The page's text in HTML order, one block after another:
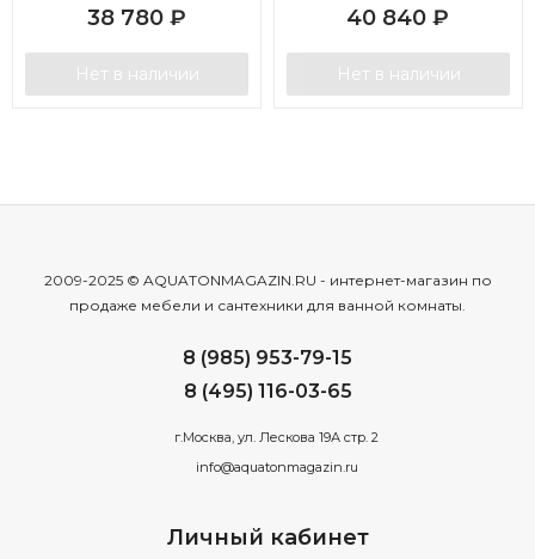
38 780 ₽
Нет в наличии
40 840 ₽
Нет в наличии
2009-2025 © AQUATONMAGAZIN.RU - интернет-магазин по
продаже мебели и сантехники для ванной комнаты.
8 (985) 953-79-15
8 (495) 116-03-65
г.Москва, ул. Лескова 19А стр. 2
info@aquatonmagazin.ru
Личный кабинет